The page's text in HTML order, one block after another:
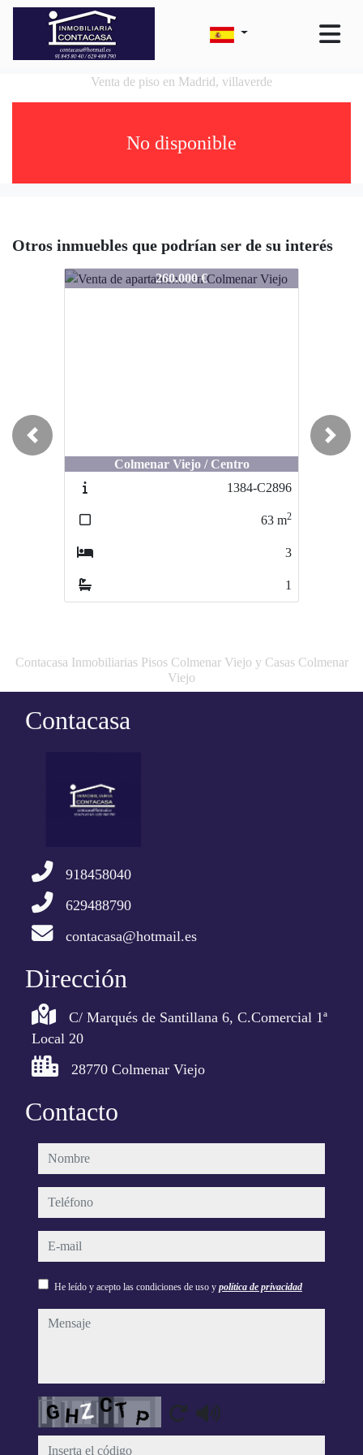
Venta de piso en Madrid, villaverde
No disponible
Otros inmuebles que podrían ser de su interés
1534-cmv2971260.000 €
Colmenar Viejo / Centro
1384-C2896
63 m2
3
1
Previous Next
Contacasa Inmobiliarias Pisos Colmenar Viejo y Casas Colmenar
Viejo
Contacasa
918458040
629488790
contacasa@hotmail.es
Dirección
C/ Marqués de Santillana 6, C.Comercial 1ª
Local 20
28770 Colmenar Viejo
Contacto
nombre
teléfono
e-mail
He leído y acepto las condiciones de uso y política de privacidad
mensaje
Captcha